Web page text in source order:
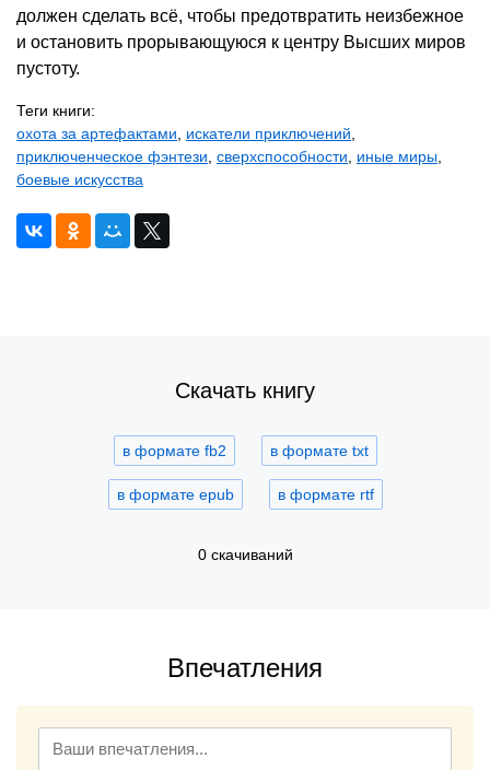
должен сделать всё, чтобы предотвратить неизбежное
и остановить прорывающуюся к центру Высших миров
пустоту.
Теги книги:
охота за артефактами, искатели приключений,
приключенческое фэнтези, сверхспособности, иные миры,
боевые искусства
Скачать книгу
в формате fb2 в формате txt
в формате epub в формате rtf
0 скачиваний
Впечатления